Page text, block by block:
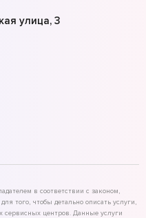
улица, 3
в соответствии с законом,
того, чтобы детально описать услуги,
сервисных центров. Данные услуги